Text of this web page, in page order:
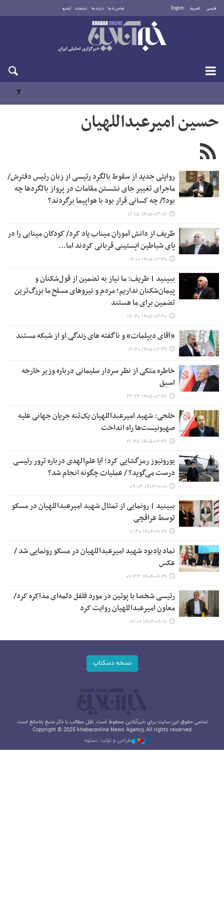
فارسی العربية English تماس با ما درباره ما تبلیغات آرشیو
جمعه ۱۶ مرداد ۱۴۰۵
حسین امیرعبداللهیان
روایتی جدید از سقوط بالگرد رئیسی از زبان رئیس دفترش/
ماجرای تغییر جای نشستن مقامات در پرواز بالگردها چه
بود؟/ چه کسانی قرار بود با هواپیما برگردند؟
۱۴۰۵-۰۳-۰۷ ۱۲:۱۵
ظریف از دانش آموزان میناب یاد کرد/ کودکان مینابی را در
پای شیاطین اپستینی قربانی کردند اما...
۱۴۰۵-۰۲-۳۰ ۱۹:۰۰
ببینید | ظریف: ما نیاز به تضمین از قول‌شکنان و
پیمان‌شکنان نداریم؛ مردم و نیروهای مسلح ما بزرگ‌ترین
تضمین برای ما هستند
۱۴۰۵-۰۲-۳۰ ۱۷:۳۰
«آقای دیپلمات» و ناگفته های زندگی او از شبکه مستند
۱۴۰۵-۰۲-۲۹ ۱۶:۳۰
خاطره متکی از نظر سردار سلیمانی درباره وزیر خارجه
اسبق
۱۴۰۵-۰۲-۲۸ ۲۲:۲۲
خلجی: شهید امیرعبداللهیان یک‌تنه جریان جهانی علیه
صهیونیست‌ها راه انداخت
۱۴۰۵-۰۲-۲۲ ۲۱:۳۸
یورونیوز رمزگشایی کرد؛ آیا علم‌الهدی درباره ترور رئیسی
درست می‌گوید؟ / عملیات چگونه انجام شد؟
۱۴۰۴-۱۰-۰۱ ۰۹:۱۳
ببینید | رونمایی از تمثال شهید امیرعبداللهیان در مسکو
توسط عراقچی
۱۴۰۴-۰۹-۲۶ ۱۱:۳۰
نماد یادبود شهید امیرعبداللهیان در مسکو رونمایی شد /
عکس
۱۴۰۴-۰۹-۲۶ ۰۷:۳۳
رئیسی شخصا با پوتین در مورد فلفل دلمه‌ای مذاکره کرد/
معاون امیرعبداللهیان روایت کرد
۱۴۰۴-۰۸-۱۰ ۰۷:۰۶
نسخه دسکتاپ
تمامی حقوق این سایت برای خبرآنلاین محفوظ است. نقل مطالب با ذکر منبع بلامانع است.
Copyright © 2025 khabaronline News Agancy, All rights reserved
طراحی و تولید: نستوه